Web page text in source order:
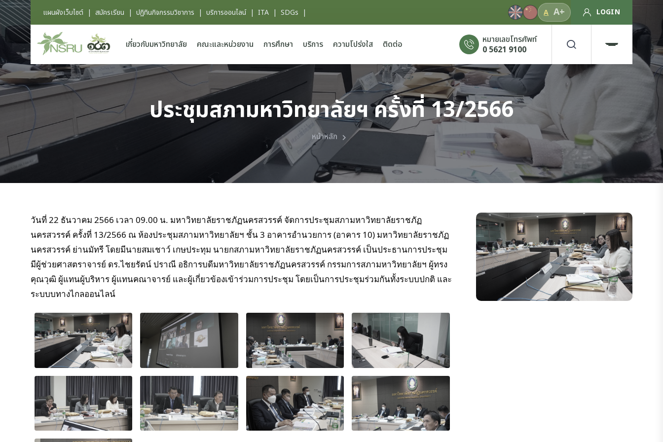
แผนผังเว็บไซต์ | สมัครเรียน | ปฏิทินกิจกรรมวิชาการ | บริการออนไลน์| ITA | SDGs | A A+ LOGIN
เกี่ยวกับมหาวิทยาลัย คณะและหน่วยงาน การศึกษา บริการ ความโปร่งใส ติดต่อ
หมายเลขโทรศัพท์
0 5621 9100
ประชุมสภามหาวิทยาลัยฯ ครั้งที่ 13/2566
หน้าหลัก
วันที่ 22 ธันวาคม 2566 เวลา 09.00 น. มหาวิทยาลัยราชภัฏนครสวรรค์ จัดการประชุมสภามหาวิทยาลัยราชภัฏ
นครสวรรค์ ครั้งที่ 13/2566 ณ ห้องประชุมสภามหาวิทยาลัยฯ ชั้น 3 อาคารอำนวยการ (อาคาร 10) มหาวิทยาลัยราชภัฏ
นครสวรรค์ ย่านมัทรี โดยมีนายสมเชาว์ เกษประทุม นายกสภามหาวิทยาลัยราชภัฏนครสวรรค์ เป็นประธานการประชุม
มีผู้ช่วยศาสตราจารย์ ดร.ไชยรัตน์ ปราณี อธิการบดีมหาวิทยาลัยราชภัฏนครสวรรค์ กรรมการสภามหาวิทยาลัยฯ ผู้ทรง
คุณวุฒิ ผู้แทนผู้บริหาร ผู้แทนคณาจารย์ และผู้เกี่ยวข้องเข้าร่วมการประชุม โดยเป็นการประชุมร่วมกันทั้งระบบปกติ และ
ระบบบทางไกลออนไลน์